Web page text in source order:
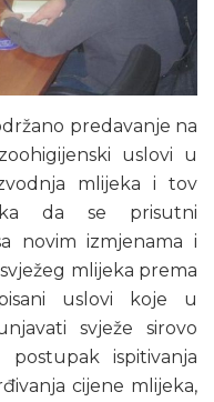
predavanje na
uslovi u
mlijeka i tov
da se prisutni
novim izmjenama i
mlijeka prema
uslovi koje u
svježe sirovo
ispitivanja
cijene mlijeka,